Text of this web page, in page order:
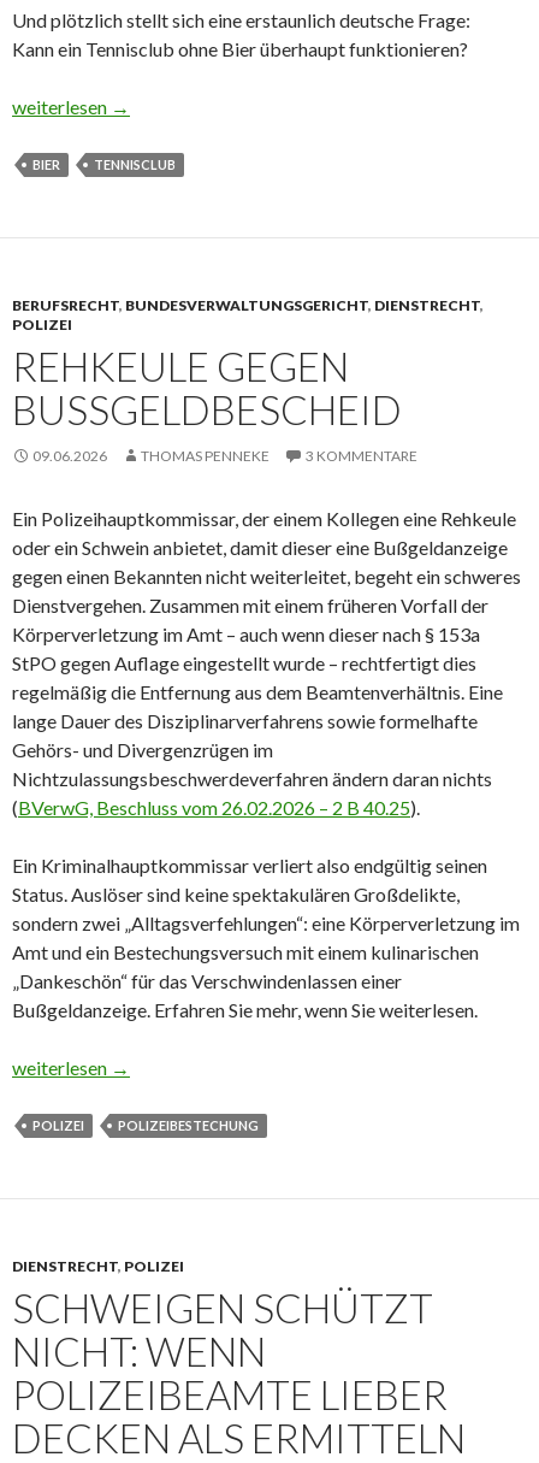
Und plötzlich stellt sich eine erstaunlich deutsche Frage:
Kann ein Tennisclub ohne Bier überhaupt funktionieren?
Kein Bier, kein Job?
weiterlesen →
BIER TENNISCLUB
BERUFSRECHT, BUNDESVERWALTUNGSGERICHT, DIENSTRECHT,
POLIZEI
REHKEULE GEGEN
BUSSGELDBESCHEID
09.06.2026 THOMAS PENNEKE 3 KOMMENTARE
Ein Polizeihauptkommissar, der einem Kollegen eine Rehkeule
oder ein Schwein anbietet, damit dieser eine Bußgeldanzeige
gegen einen Bekannten nicht weiterleitet, begeht ein schweres
Dienstvergehen. Zusammen mit einem früheren Vorfall der
Körperverletzung im Amt – auch wenn dieser nach § 153a
StPO gegen Auflage eingestellt wurde – rechtfertigt dies
regelmäßig die Entfernung aus dem Beamtenverhältnis. Eine
lange Dauer des Disziplinarverfahrens sowie formelhafte
Gehörs- und Divergenzrügen im
Nichtzulassungsbeschwerdeverfahren ändern daran nichts
(BVerwG, Beschluss vom 26.02.2026 – 2 B 40.25).
Ein Kriminalhauptkommissar verliert also endgültig seinen
Status. Auslöser sind keine spektakulären Großdelikte,
sondern zwei „Alltagsverfehlungen“: eine Körperverletzung im
Amt und ein Bestechungsversuch mit einem kulinarischen
„Dankeschön“ für das Verschwindenlassen einer
Bußgeldanzeige. Erfahren Sie mehr, wenn Sie weiterlesen.
Rehkeule gegen Bußgeldbescheid
weiterlesen →
POLIZEI POLIZEIBESTECHUNG
DIENSTRECHT, POLIZEI
SCHWEIGEN SCHÜTZT
NICHT: WENN
POLIZEIBEAMTE LIEBER
DECKEN ALS ERMITTELN